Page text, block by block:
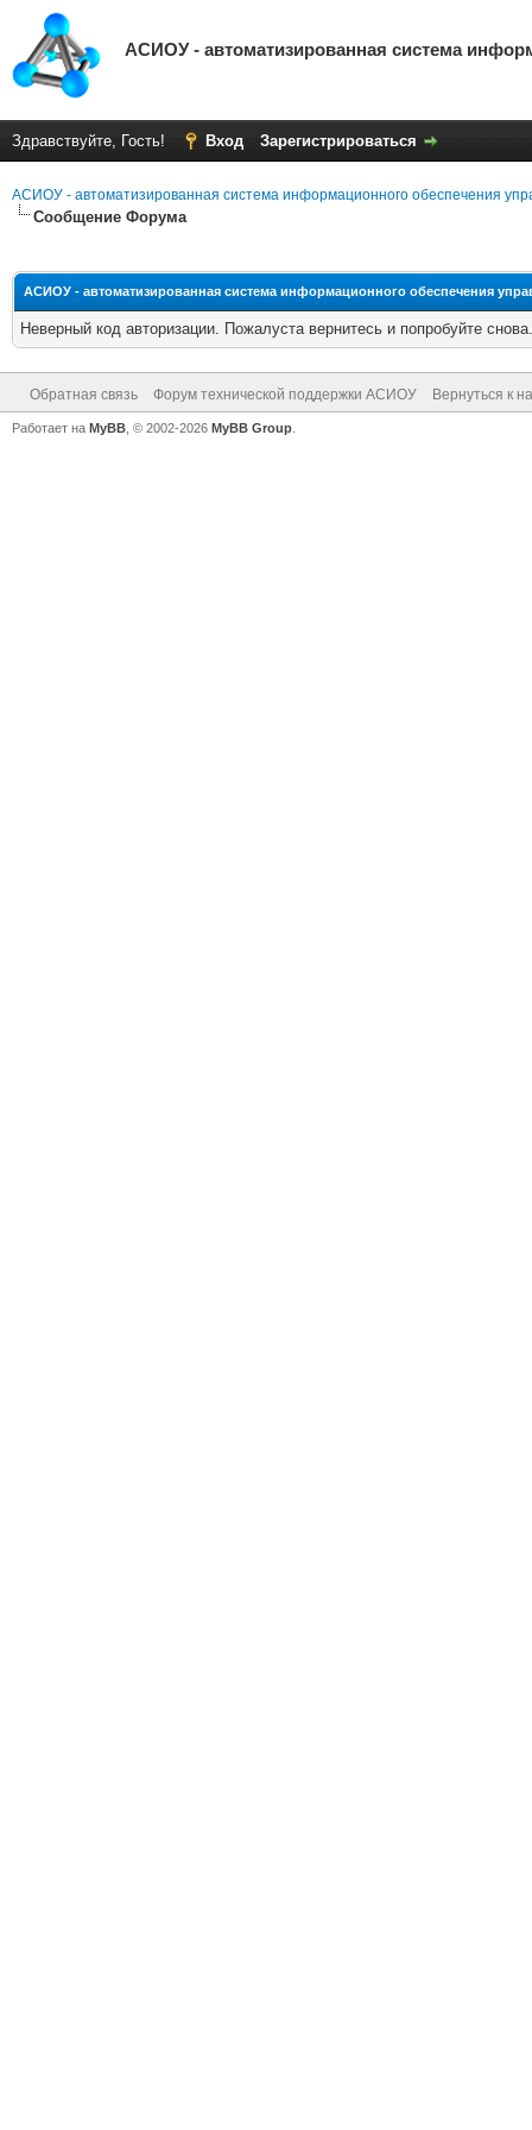
АСИОУ - автоматизированная система
Здравствуйте, Гость! Вход Зарегистрироваться
АСИОУ - автоматизированная система информационного обеспечения
Сообщение Форума
АСИОУ - автоматизированная система информационного обеспечения
Неверный код авторизации. Пожалуста вернитесь и попробуйте снова.
Обратная связь Форум технической поддержки АСИОУ Вернуться к
Работает на MyBB , © 2002-2026 MyBB Group